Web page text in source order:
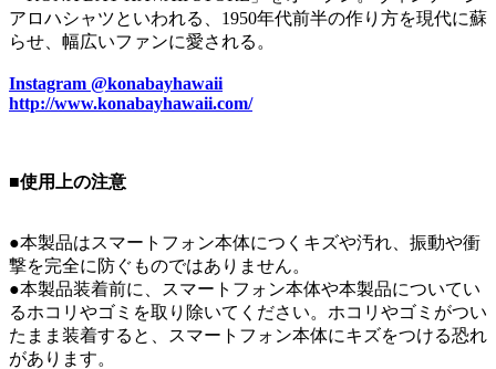
アロハシャツといわれる、1950年代前半の作り方を現代に蘇
らせ、幅広いファンに愛される。
Instagram @konabayhawaii
http://www.konabayhawaii.com/
■使用上の注意
●本製品はスマートフォン本体につくキズや汚れ、振動や衝
撃を完全に防ぐものではありません。
●本製品装着前に、スマートフォン本体や本製品についてい
るホコリやゴミを取り除いてください。ホコリやゴミがつい
たまま装着すると、スマートフォン本体にキズをつける恐れ
があります。